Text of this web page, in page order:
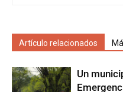
Artículo relacionados
Un